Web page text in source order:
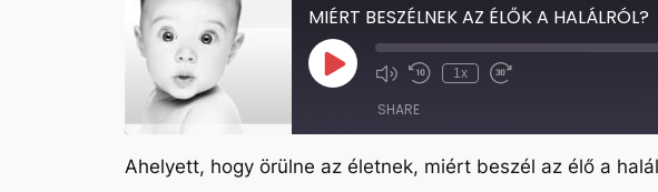
MIÉRT BESZÉLNEK AZ ÉLŐK A HALÁLRÓL?
Play
Episode Mute/Unmute
Rewind
1x
Fast
SHARE
SHARE
Ahelyett, hogy örülne az életnek, miért beszél az élő a